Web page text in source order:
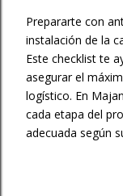
Prepararte con
instalación de la
Este checklist te
asegurar el
logístico. En
cada etapa del
adecuada según